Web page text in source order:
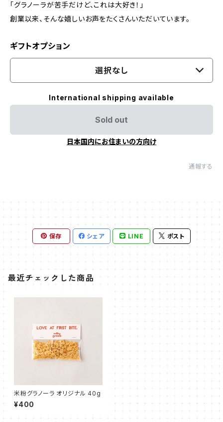
「グラノーラが苦手だけど、これは大好き！」
創業以来、そんな嬉しいお声をたくさんいただいています。
ギフトオプション
選択なし
International shipping available
Sold out
日本国内にお住まいの方向け
通報する
保存 シェア LINE ポスト
最近チェックした商品
米粉グラノーラ オリジナル 40g
¥400